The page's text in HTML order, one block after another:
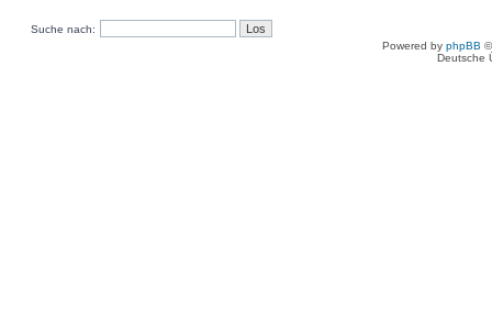
Suche nach:
Powered by phpBB
Deutsche